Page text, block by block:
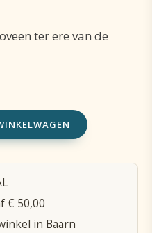
ter ere van de
€ 50,00
in Baarn